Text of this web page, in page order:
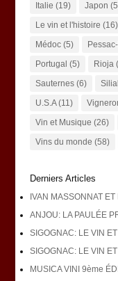
Italie (19) Japon
Le vin et l'histoire (16)
Médoc(5)
Portugal (5) Rioja
Sauternes(6)
U.S.A(11)
Vin et Musique (26)
Vins du monde (58)
Derniers Articles
IVAN MASSONNAT
ANJOU: LA PAULÉE
SIGOGNAC: LE VIN
SIGOGNAC: LE VIN
MUSICA VINI 9ème